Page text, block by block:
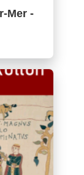
Mer -